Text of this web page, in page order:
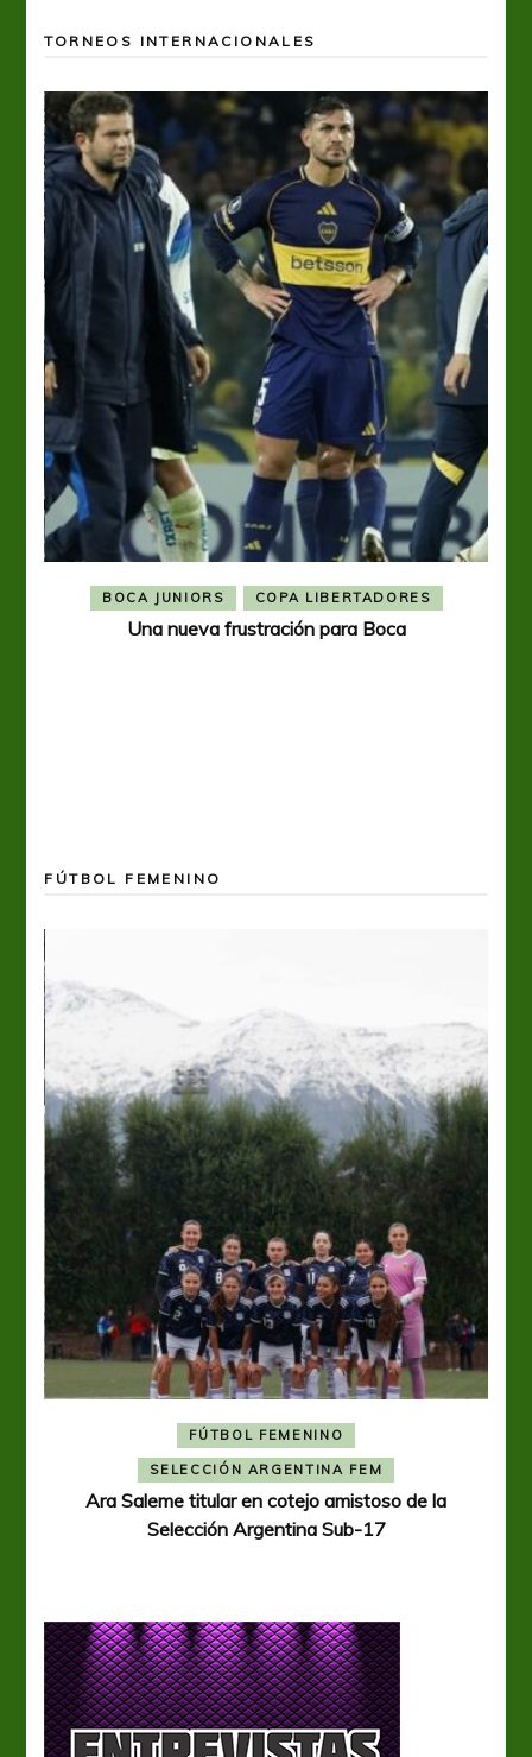
TORNEOS INTERNACIONALES
BOCA JUNIORS COPA LIBERTADORES
Una nueva frustración para Boca
FÚTBOL FEMENINO
FÚTBOL FEMENINO
SELECCIÓN ARGENTINA FEM
Ara Saleme titular en cotejo amistoso de la
Selección Argentina Sub-17